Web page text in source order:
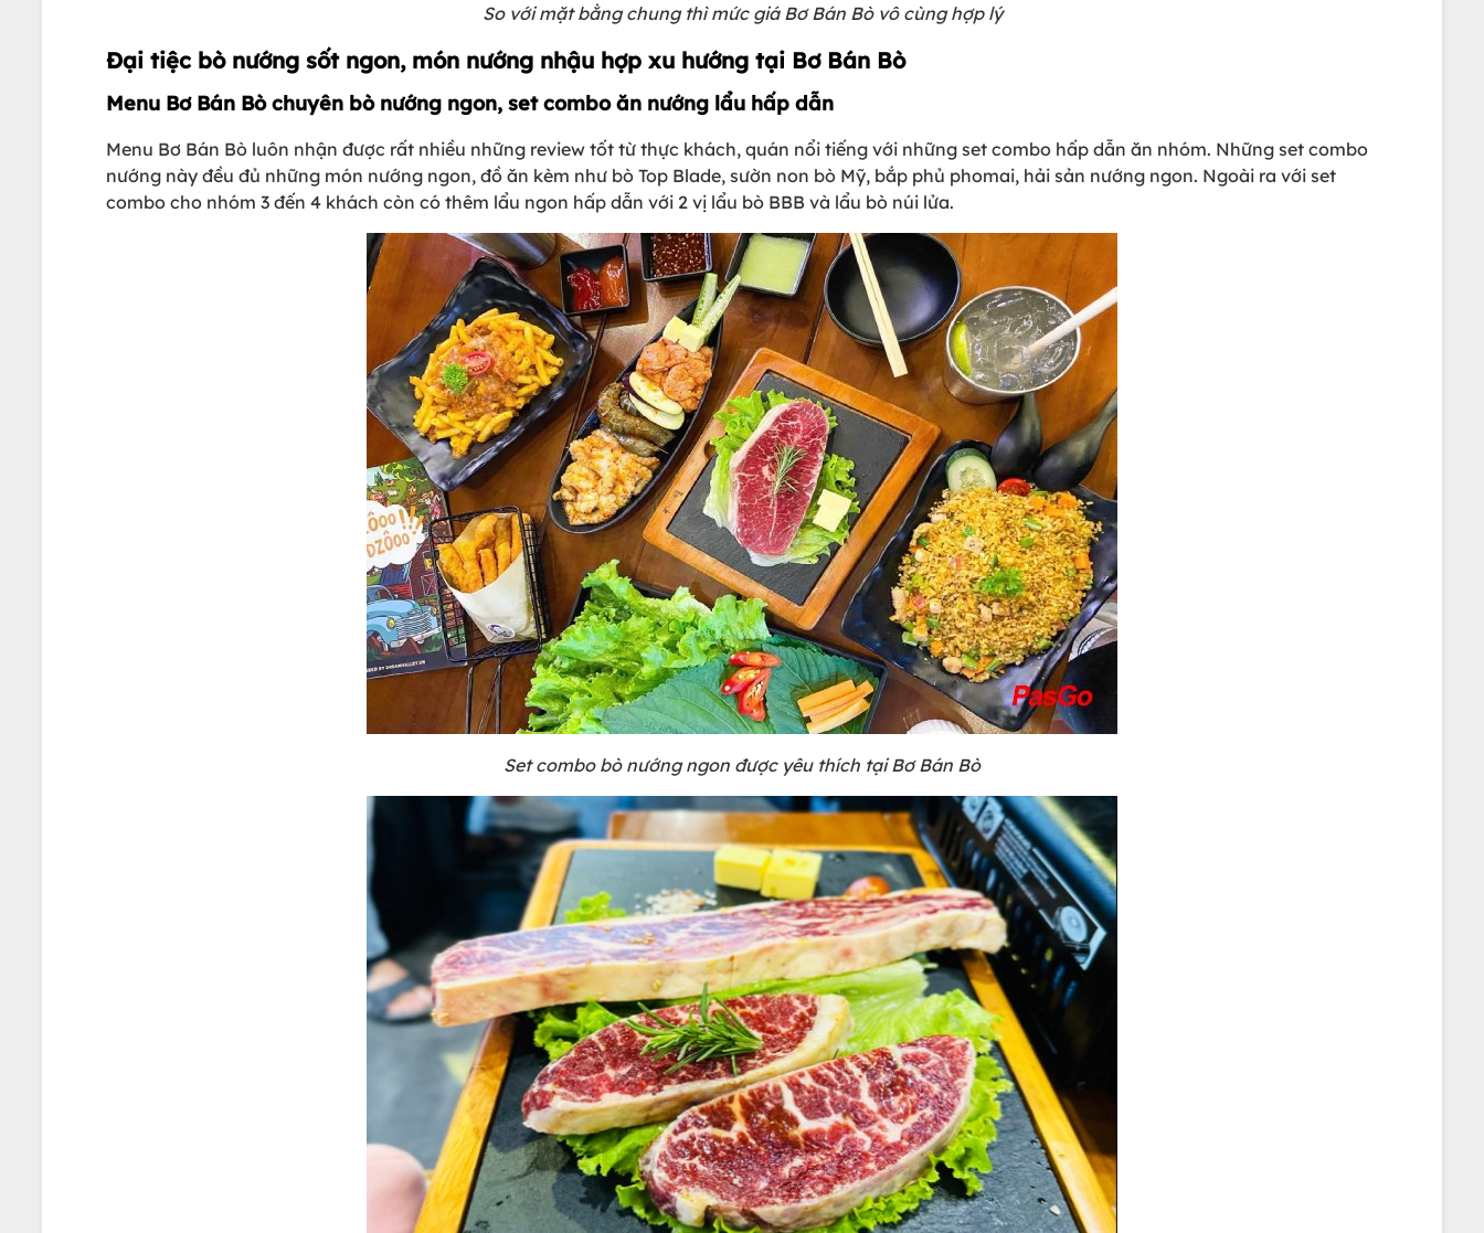
So với mặt bằng chung thì mức giá Bơ Bán Bò vô cùng hợp lý
Đại tiệc bò nướng sốt ngon, món nướng nhậu hợp xu hướng tại Bơ Bán Bò
Menu Bơ Bán Bò chuyên bò nướng ngon, set combo ăn nướng lẩu hấp dẫn
Menu Bơ Bán Bò luôn nhận được rất nhiều những review tốt từ thực khách, quán nổi tiếng với những set combo hấp dẫn ăn nhóm. Những set combo
nướng này đều đủ những món nướng ngon, đồ ăn kèm như bò Top Blade, sườn non bò Mỹ, bắp phủ phomai, hải sản nướng ngon. Ngoài ra với set
combo cho nhóm 3 đến 4 khách còn có thêm lẩu ngon hấp dẫn với 2 vị lẩu bò BBB và lẩu bò núi lửa.
Set combo bò nướng ngon được yêu thích tại Bơ Bán Bò